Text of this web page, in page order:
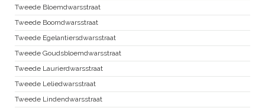
Tweede Bloemdwarsstraat
Tweede Boomdwarsstraat
Tweede Egelantiersdwarsstraat
Tweede Goudsbloemdwarsstraat
Tweede Laurierdwarsstraat
Tweede Leliedwarsstraat
Tweede Lindendwarsstraat